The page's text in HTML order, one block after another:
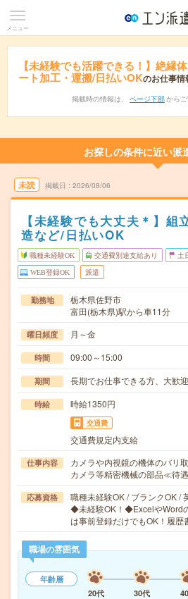
メニュー
【未経験でも活躍できる！】絶縁
ート加工・運搬/日払いOKのお仕事
掲載時の情報は、 ページ下部 から
お探しの条件に近い派
未読 掲載日 2026/08/06
【未経験でも大丈夫＊】組
造など/日払いOK
職種未経験OK 交通費別途支給あり 土
WEB登録OK 派遣
勤務地
栃木県佐野市
富田(栃木県)駅から車11分
曜日頻度 月～金
時間 09:00～15:00
期間 長期でお仕事できる方、大歓迎
時給 時給1350円
交通費
交通費規定内支給
仕事内容
カメラや内視鏡の機体のバリ
カメラ等精密機械の部品≪待
応募資格
職種未経験OK / ブランクOK /
◆未経験OK！◆ExcelやWord
は事前登録だけでもOK！履
職場の雰囲気
年齢層
20代
30代